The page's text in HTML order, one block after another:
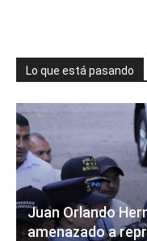
Lo que está pasando
Juan Orlando
amenazado a